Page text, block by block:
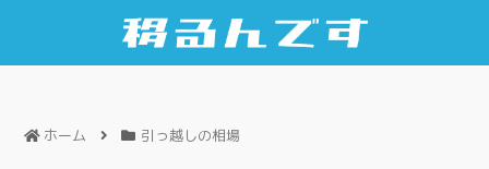
ホーム 引っ越しの相場